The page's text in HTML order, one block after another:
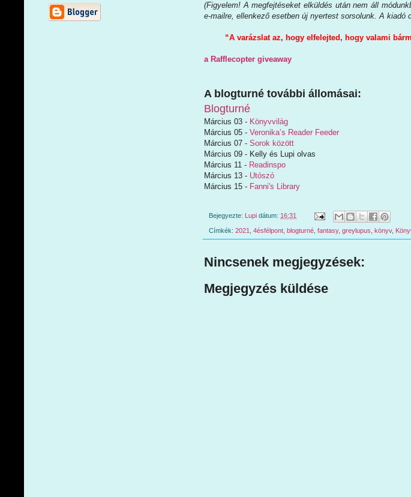
(Figyelem! A megfejtéseket elküldés után nem áll
e-mailre, ellenkező esetben új nyertest sorsolunk. A kiadó
“A varázslat az, hogy elfelejted, hogy valami
a Rafflecopter giveaway
A blogturné további állomásai:
Blogturné
Március 03 - Könyvvilág
Március 05 - Veronika’s Reader Feeder
Március 07 - Sorok között
Március 09 - Kelly és Lupi olvas
Március 11 - Readinspo
Március 13 - Utószó
Március 15 - Fanni's Library
Bejegyezte: Lupi dátum: 16:31
Címkék: 2021 4ésfélpont blogturné fantasy, greylupus könyv,
Nincsenek megjegyzések:
Megjegyzés küldése